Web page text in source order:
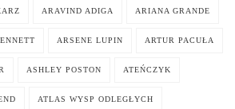
ARAVIND ADIGA ARIANA GRANDE
ARSENE LUPIN ARTUR PACUŁA
ASHLEY POSTON ATEŃCZYK
ATLAS WYSP ODLEGŁYCH